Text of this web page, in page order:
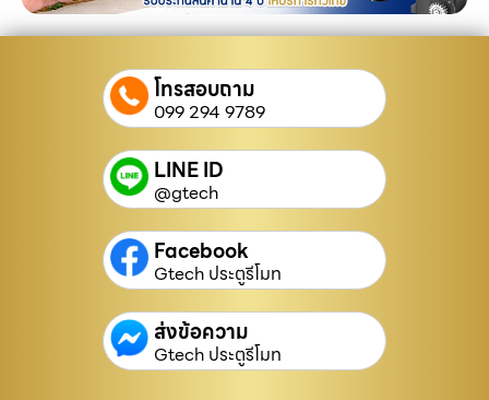
โทรสอบถาม
099 294 9789
LINE ID
@gtech
Facebook
Gtech ประตูรีโมท
ส่งข้อความ
Gtech ประตูรีโมท